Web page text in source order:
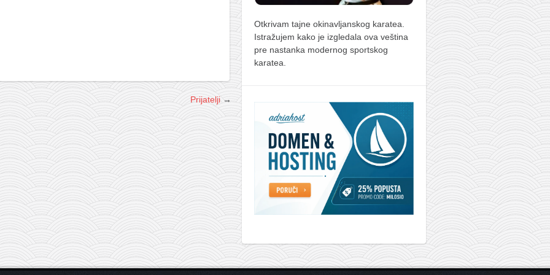
Prijatelji→
Otkrivam tajne okinavljanskog karatea.
Istražujem kako je izgledala ova veština
pre nastanka modernog sportskog
karatea.